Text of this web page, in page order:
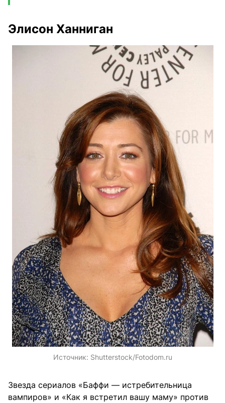
Элисон Ханниган
Источник: Shutterstock/Fotodom.ru
Звезда сериалов «Баффи — истребительница
вампиров» и «Как я встретил вашу маму» против